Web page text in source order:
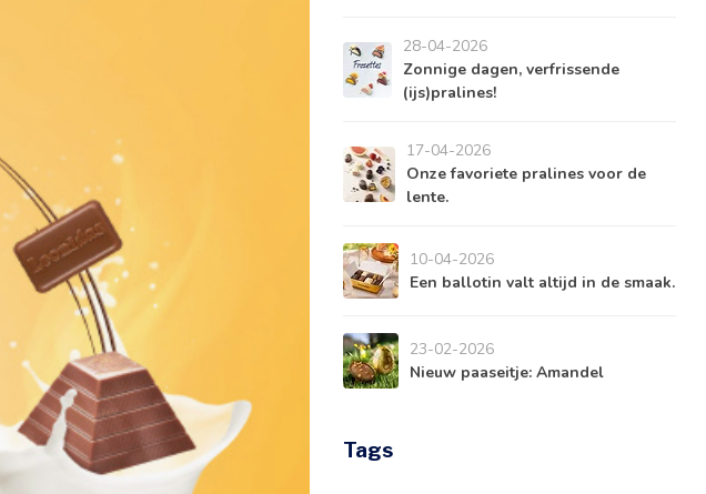
28-04-2026
Zonnige dagen, verfrissende
(ijs)pralines!
17-04-2026
Onze favoriete pralines voor de
lente.
10-04-2026
Een ballotin valt altijd in de smaak.
23-02-2026
Nieuw paaseitje: Amandel
Tags